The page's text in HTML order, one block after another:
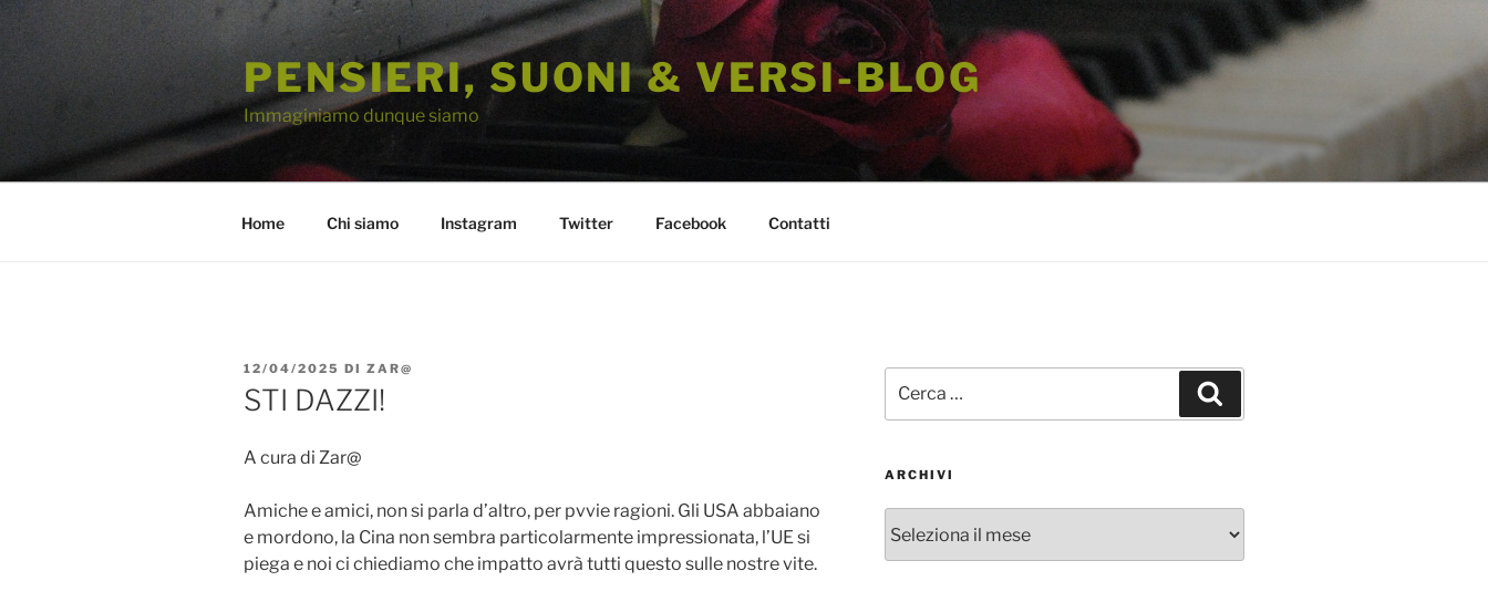
Salta
PENSIERI, SUONI & VERSI-BLOG
Immaginiamo dunque siamo
Home Chi siamo Instagram Twitter Facebook Contatti
PUBBLICATO
IL
12/04/2025 DI ZAR@
STI DAZZI!
A cura di Zar@
Amiche e amici, non si parla d’altro, per pvvie ragioni. Gli USA abbaiano
e mordono, la Cina non sembra particolarmente impressionata, l’UE si
piega e noi ci chiediamo che impatto avrà tutti questo sulle nostre vite.
ARCHIVI